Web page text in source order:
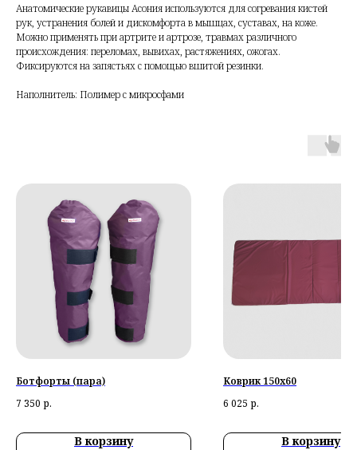
Анатомические рукавицы Асония используются для согревания кистей
рук, устранения болей и дискомфорта в мышцах, суставах, на коже.
Можно применять при артрите и артрозе, травмах различного
происхождения: переломах, вывихах, растяжениях, ожогах.
Фиксируются на запястьях с помощью вшитой резинки.
Наполнитель: Полимер с микросфами
Ботфорты (пара)
7 350 р.
В корзину
Коврик 150х60
6 025 р.
В корзину